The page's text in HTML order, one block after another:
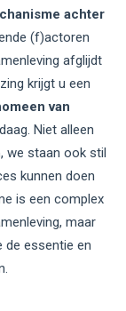
achter
(f)actoren
afglijdt
krijgt u een
van
Niet alleen
we staan ook stil
kunnen doen
is een complex
maar
de essentie en